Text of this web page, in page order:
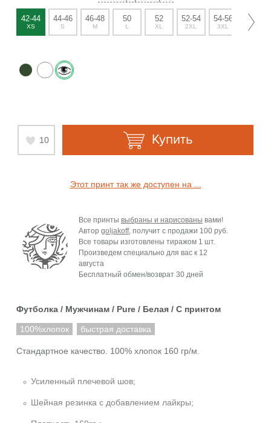
42-44
XS
44-46
S
46-48
M
50
L
52
XL
52-54
2XL
54-56
3XL
56-58
4XL
10 Купить
Этот принт так же доступен на ...
Все принты выбраны и нарисованы вами!
Автор goljakoff, получит с продажи 100 руб.
Все товары изготовлены тиражом 1 шт.
Произведем специально для вас к 12
августа
Бесплатный обмен/возврат 30 дней
Футболка / Мужчинам / Pure / Белая / C принтом
100%хлопок быстрая доставка
Стандартное качество. 100% хлопок 160 гр/м.
Усиленный плечевой шов;
Шейная резинка с добавлением лайкры;